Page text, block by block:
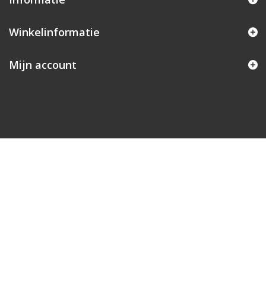
Winkelinformatie
Mijn account